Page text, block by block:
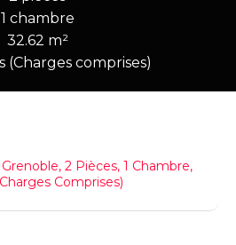
1 chambre
32.62 m²
(Charges comprises)
2 Pièces, 1 Chambre,
Comprises)